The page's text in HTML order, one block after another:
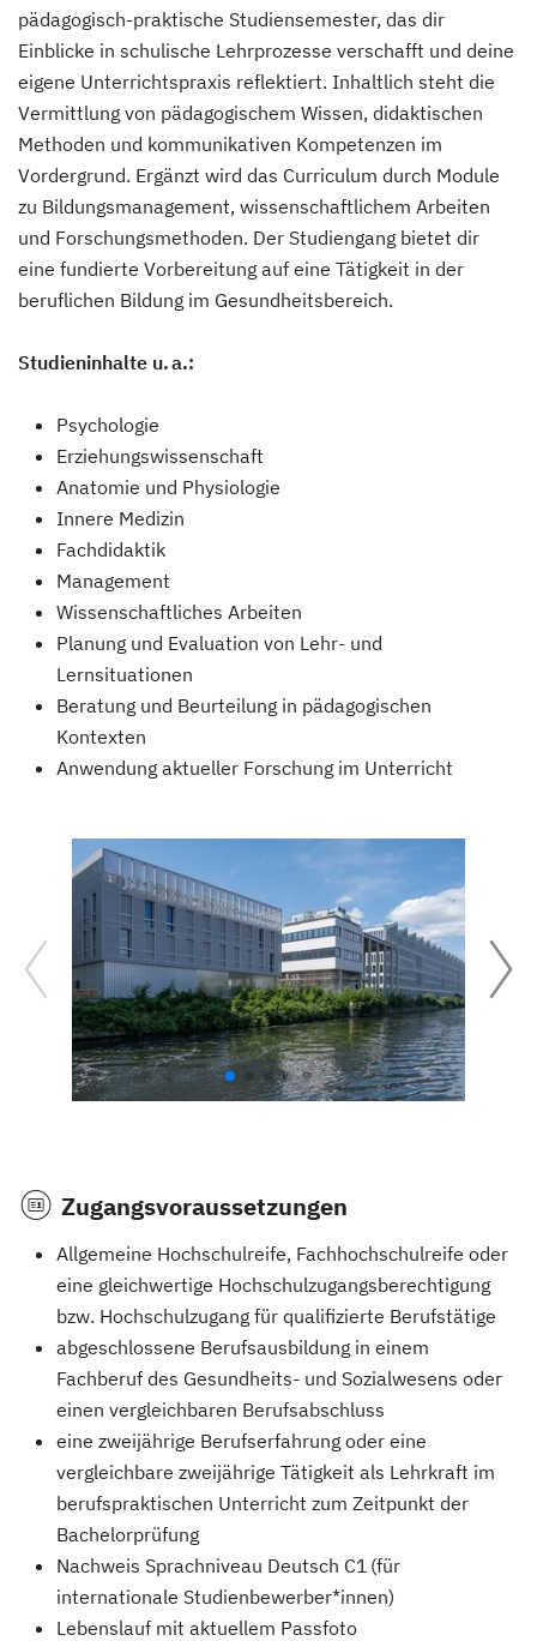
pädagogisch-praktische Studiensemester, das dir
Einblicke in schulische Lehrprozesse verschafft und deine
eigene Unterrichtspraxis reflektiert. Inhaltlich steht die
Vermittlung von pädagogischem Wissen, didaktischen
Methoden und kommunikativen Kompetenzen im
Vordergrund. Ergänzt wird das Curriculum durch Module
zu Bildungsmanagement, wissenschaftlichem Arbeiten
und Forschungsmethoden. Der Studiengang bietet dir
eine fundierte Vorbereitung auf eine Tätigkeit in der
beruflichen Bildung im Gesundheitsbereich.
Studieninhalte u. a.:
Psychologie
Erziehungswissenschaft
Anatomie und Physiologie
Innere Medizin
Fachdidaktik
Management
Wissenschaftliches Arbeiten
Planung und Evaluation von Lehr- und
Lernsituationen
Beratung und Beurteilung in pädagogischen
Kontexten
Anwendung aktueller Forschung im Unterricht
Zugangsvoraussetzungen
Allgemeine Hochschulreife, Fachhochschulreife oder
eine gleichwertige Hochschulzugangsberechtigung
bzw. Hochschulzugang für qualifizierte Berufstätige
abgeschlossene Berufsausbildung in einem
Fachberuf des Gesundheits- und Sozialwesens oder
einen vergleichbaren Berufsabschluss
eine zweijährige Berufserfahrung oder eine
vergleichbare zweijährige Tätigkeit als Lehrkraft im
berufspraktischen Unterricht zum Zeitpunkt der
Bachelorprüfung
Nachweis Sprachniveau Deutsch C1 (für
internationale Studienbewerber*innen)
Lebenslauf mit aktuellem Passfoto